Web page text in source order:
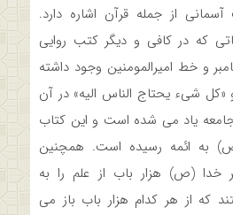
از جمله قرآن اشاره دارد.
که در کافی و دیگر کتب روایی
و خط امیرالمومنین وجود داشته
شیء یحتاج الناس الیه» در آن
یاد می شده است و این کتاب
به ائمه رسیده است. همچنین
خدا (ص) هزار باب از علم را به
که از هر کدام هزار باب باز می